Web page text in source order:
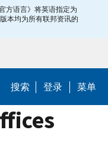
方语言》将英语指定为
本均为所有联邦资讯的
搜索 登录 菜单